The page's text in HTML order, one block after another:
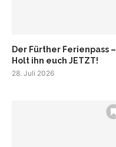
Der Fürther Ferienpass –
Holt ihn euch JETZT!
28. Juli 2026